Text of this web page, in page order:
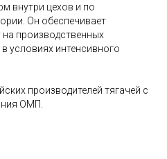
внутри цехов и по
Он обеспечивает
производственных
условиях интенсивного
производителей тягачей с
ОМП.